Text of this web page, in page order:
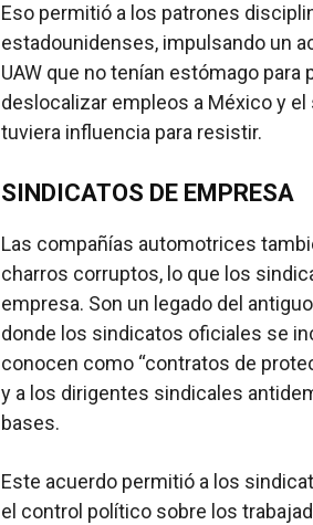
Eso permitió a los patrones
estadounidenses, impulsando un
UAW que no tenían estómago para
deslocalizar empleos a México y
tuviera influencia para resistir.
SINDICATOS DE EMPRESA
Las compañías automotrices
charros corruptos, lo que los
empresa. Son un legado del
donde los sindicatos oficiales se
conocen como “contratos de
y a los dirigentes sindicales
bases.
Este acuerdo permitió a los
el control político sobre los